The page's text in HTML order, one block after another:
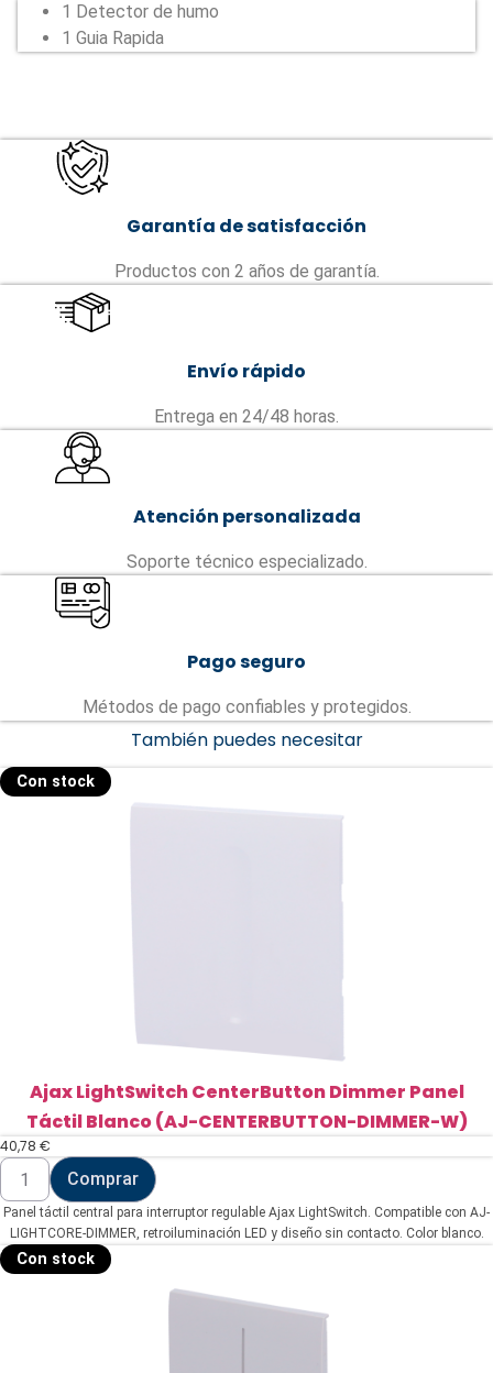
1 Detector de humo
1 Guia Rapida
Garantía de satisfacción
Productos con 2 años de garantía.
Envío rápido
Entrega en 24/48 horas.
Atención personalizada
Soporte técnico especializado.
Pago seguro
Métodos de pago confiables y protegidos.
También puedes necesitar
Con stock
Ajax LightSwitch CenterButton Dimmer Panel
Táctil Blanco (AJ-CENTERBUTTON-DIMMER-W)
40,78 €
Ajax
LightSwitch
CenterButton
Dimmer
Panel
Táctil
Blanco
Comprar
Panel táctil central para interruptor regulable Ajax LightSwitch. Compatible con AJ-
LIGHTCORE-DIMMER, retroiluminación LED y diseño sin contacto. Color blanco.
Con stock